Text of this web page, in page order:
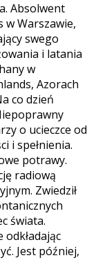
Absolwent
w Warszawie,
swego
i latania
w
Azorach
co dzień
o ucieczce od
i spełnienia.
potrawy.
radiową
Zwiedził
świata.
Jest później,